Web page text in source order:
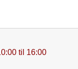
til 16:00